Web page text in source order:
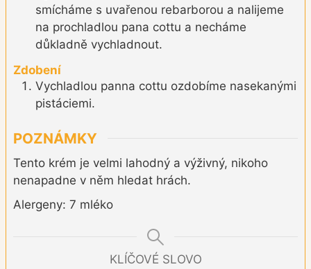
smícháme s uvařenou rebarborou a nalijeme
na prochladlou pana cottu a necháme
důkladně vychladnout.
Zdobení
Vychladlou panna cottu ozdobíme nasekanými
pistáciemi.
POZNÁMKY
Tento krém je velmi lahodný a výživný, nikoho
nenapadne v něm hledat hrách.
Alergeny: 7 mléko
KLÍČOVÉ SLOVO